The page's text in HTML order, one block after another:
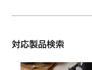
内径：約126mm（最大）
グレー
対応製品検索